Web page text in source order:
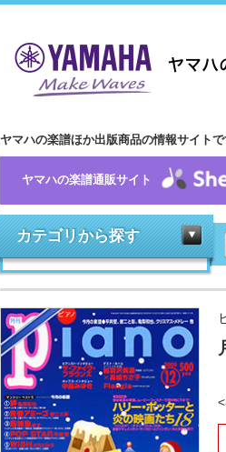
ヤマハの楽譜ほか出版商品の情報サイトで
ヤマハの楽譜通販サイト
カテゴリから探す